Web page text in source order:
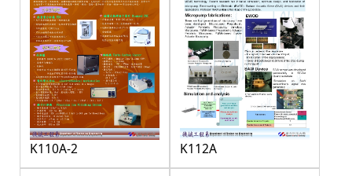
K110A-2 K112A